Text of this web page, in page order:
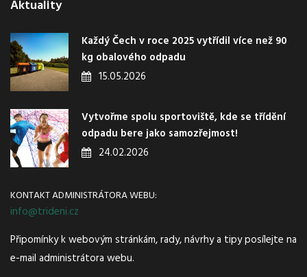
Aktuality
Každý Čech v roce 2025 vytřídil více než 90
kg obalového odpadu
15.05.2026
Vytvořme spolu sportoviště, kde se třídění
odpadu bere jako samozřejmost!
24.02.2026
KONTAKT ADMINISTRÁTORA WEBU:
info@trideni.cz
Připomínky k webovým stránkám, rady, návrhy a tipy posílejte na
e-mail administrátora webu.